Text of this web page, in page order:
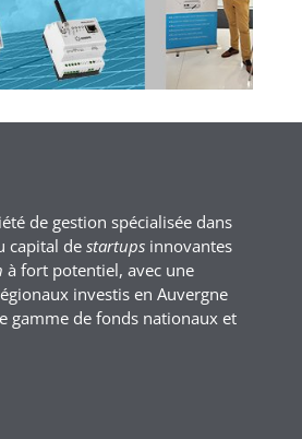
de gestion spécialisée dans
capital de startupsinnovantes
à fort potentiel, avec une
investis en Auvergne
gamme de fonds nationaux et